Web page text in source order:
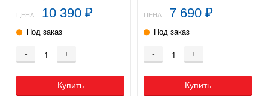
ЦЕНА: 10 390 ₽
Под заказ
- +
Купить
ЦЕНА: 7 690 ₽
Под заказ
- +
Купить